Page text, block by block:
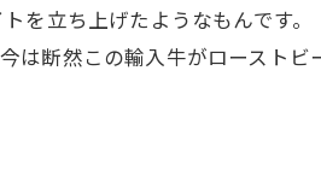
を立ち上げたようなもんです。
断然この輸入牛がロースト